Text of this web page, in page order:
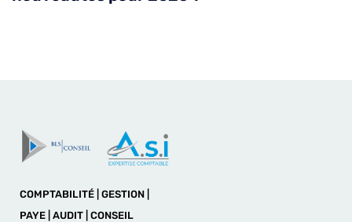
COMPTABILITÉ | GESTION |
PAYE | AUDIT | CONSEIL